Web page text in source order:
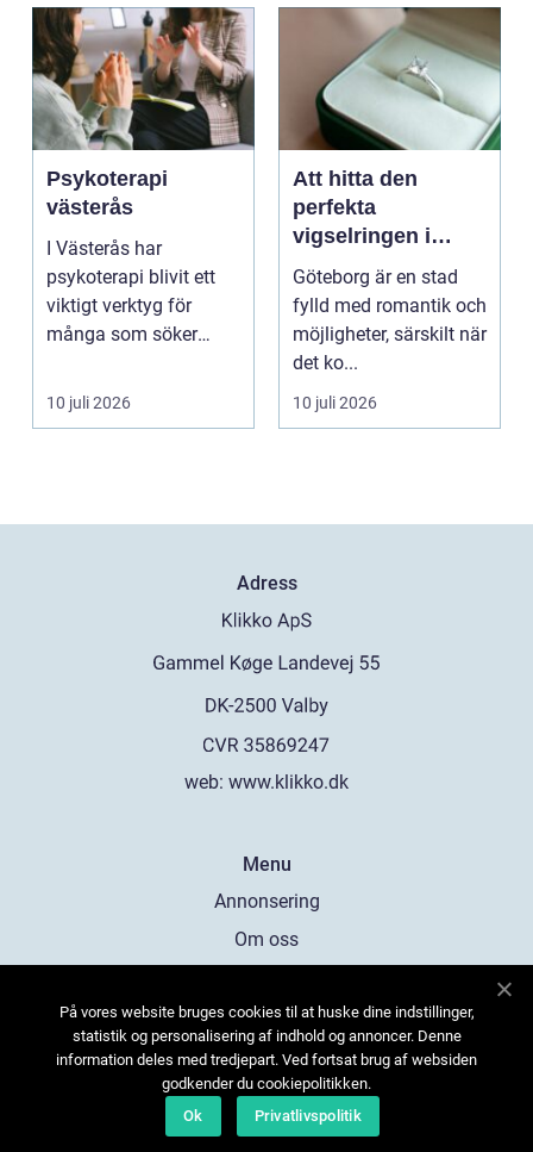
Psykoterapi
västerås
I Västerås har
psykoterapi blivit ett
viktigt verktyg för
många som söker
välmående i liv...
10 juli 2026
Att hitta den
perfekta
vigselringen i
Göteborg
Göteborg är en stad
fylld med romantik och
möjligheter, särskilt när
det ko...
10 juli 2026
Adress
web: www.klikko.dk
Menu
Annonsering
Om oss
Kontakta oss
Sitemap
På vores website bruges cookies til at huske dine indstillinger,
statistik og personalisering af indhold og annoncer. Denne
information deles med tredjepart. Ved fortsat brug af websiden
godkender du cookiepolitikken.
Ok
Privatlivspolitik